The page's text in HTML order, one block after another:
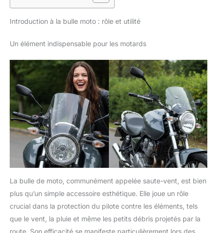
Introduction à la bulle moto : rôle et utilité
Un élément indispensable pour les motards
La bulle de moto, communément appelée saute-vent, est bien
plus qu’un simple accessoire esthétique. Elle joue un rôle
crucial dans la protection du pilote contre les éléments, tels
que le vent, la pluie et même les petits débris projetés par la